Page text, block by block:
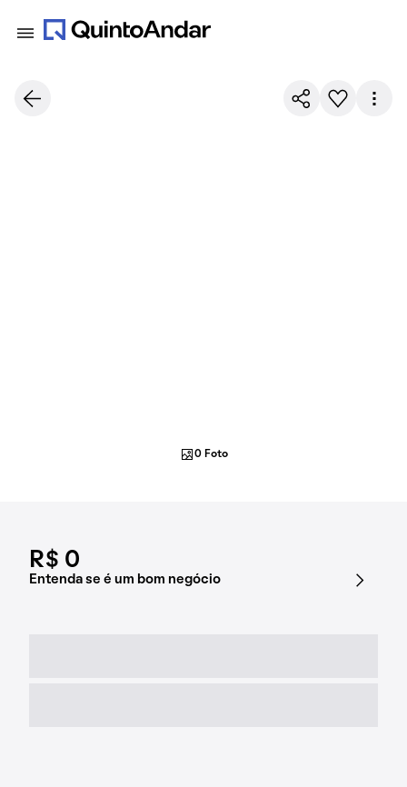
R$ 0
Entenda se é um bom negócio
0 Foto